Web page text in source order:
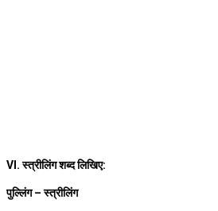
VI. स्त्रीलिंग शब्द लिखिए:
पुल्लिंग – स्त्रीलिंग